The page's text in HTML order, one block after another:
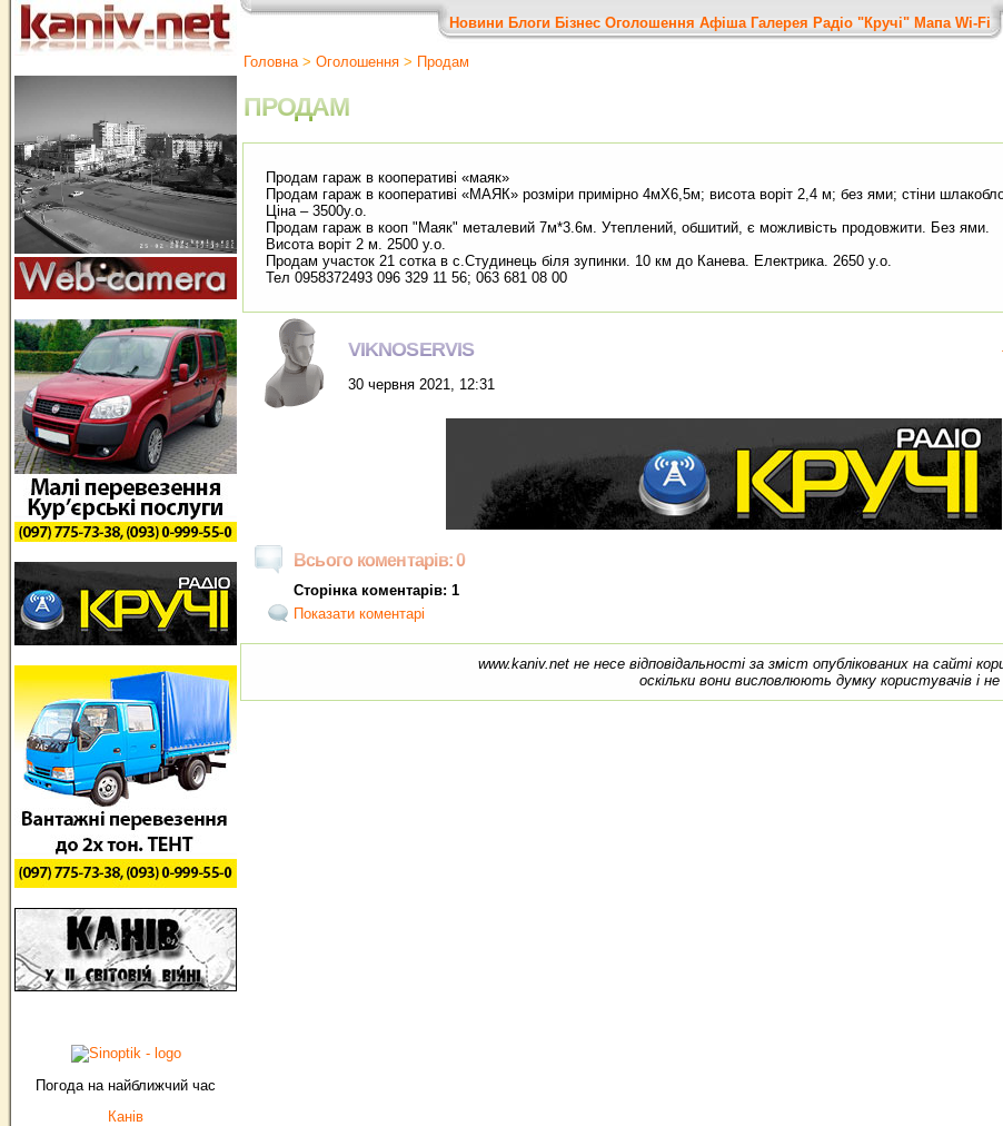
Погода на найближчий час
Канів
Новини Блоги Бізнес Оголошення Афіша Галерея Радіо "Кручі" Мапа Wi-Fi
Головна> Оголошення > Продам
ПРОДАМ
Продам гараж в кооперативі «маяк»
Продам гараж в кооперативі «МАЯК» розміри примірно 4мХ6,5м; висота воріт 2,4 м; без ями; стіни
Ціна – 3500у.о.
Продам гараж в кооп "Маяк" металевий 7м*3.6м. Утеплений, обшитий, є можливість продовжити. Без ями.
Висота воріт 2 м. 2500 у.о.
Продам участок 21 сотка в с.Студинець біля зупинки. 10 км до Канева. Електрика. 2650 у.о.
Тел 0958372493 096 329 11 56; 063 681 08 00
VIKNOSERVIS
30 червня 2021, 12:31
Всього коментарів: 0
Сторінка коментарів: 1
Показати коментарі
www.kaniv.net не несе відповідальності за зміст опублікованих на сайті
оскільки вони висловлюють думку користувачів і